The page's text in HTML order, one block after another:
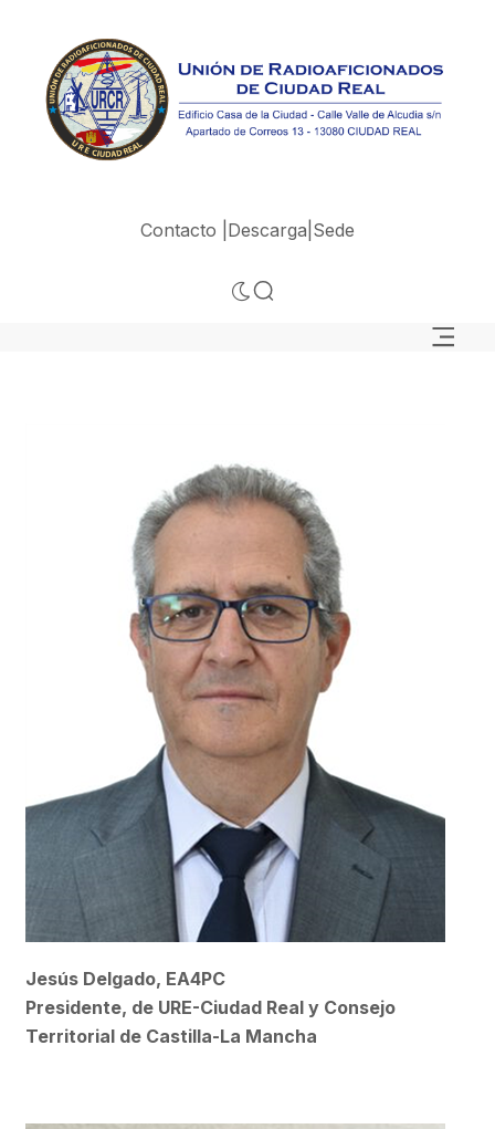
Contacto | Descarga| Sede
Jesús Delgado, EA4PC
Presidente, de URE-Ciudad Real y Consejo
Territorial de Castilla-La Mancha